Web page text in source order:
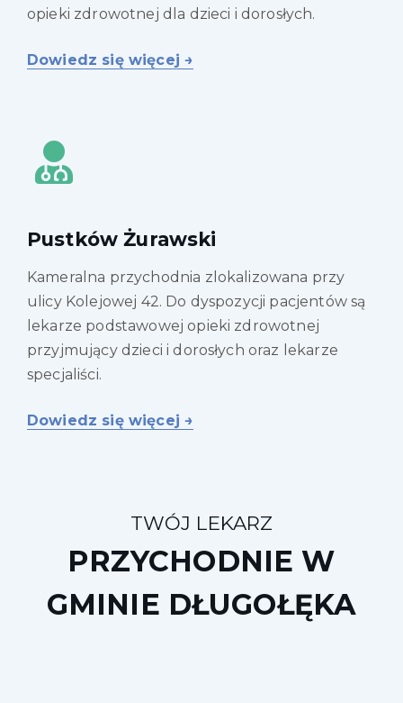
opieki zdrowotnej dla dzieci i dorosłych.
Dowiedz się więcej →
Pustków Żurawski
Kameralna przychodnia zlokalizowana przy
ulicy Kolejowej 42. Do dyspozycji pacjentów są
lekarze podstawowej opieki zdrowotnej
przyjmujący dzieci i dorosłych oraz lekarze
specjaliści.
Dowiedz się więcej →
TWÓJ LEKARZ
PRZYCHODNIE W
GMINIE DŁUGOŁĘKA